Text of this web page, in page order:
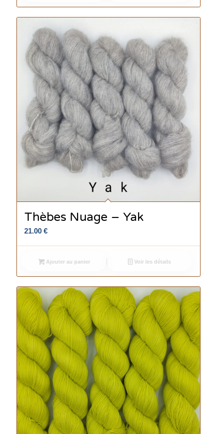
Thèbes Nuage – Yak
21.00 €
Ajouter au panier Voir les détails